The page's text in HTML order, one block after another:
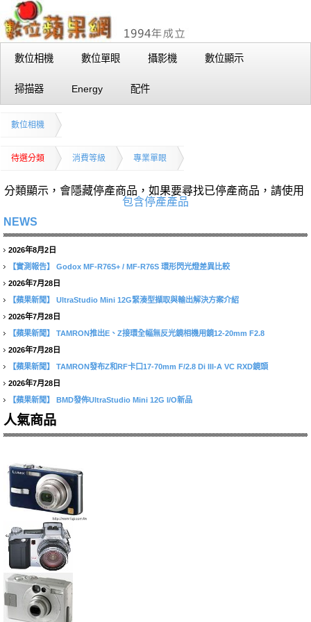
數位相機 數位單眼 攝影機 數位顯示
掃描器 Energy 配件
數位相機
待選分類 消費等級 專業單眼
分類顯示，會隱藏停產商品，如果要尋找已停產商品，請使用
包含停產產品
NEWS
2026年8月2日
【實測報告】
Godox MF-R76S+ / MF-R76S 環形閃光燈差異比較
2026年7月28日
【蘋果新聞】
UltraStudio Mini 12G緊湊型擷取與輸出解決方案介紹
2026年7月28日
【蘋果新聞】
TAMRON推出E、Z接環全幅無反光鏡相機用鏡12-20mm F2.8
2026年7月28日
【蘋果新聞】
TAMRON發布Z和RF卡口17-70mm F/2.8 Di III-A VC RXD鏡頭
2026年7月28日
【蘋果新聞】
BMD發佈UltraStudio Mini 12G I/O新品
人氣商品